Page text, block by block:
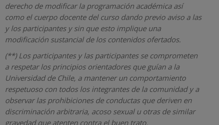
derecho de modificar la programación académica así
como el cuerpo docente del curso dando previo aviso a las
y los participantes y sin que esto implique una
modificación sustancial de los contenidos ofertados.
(**) Los participantes y las participantes se comprometen
a respetar los principios orientadores que guían a la
Universidad de Chile, a mantener un comportamiento
respetuoso con todos los integrantes de la comunidad y a
observar las prohibiciones de conductas que deriven en
discriminación arbitraria, acoso sexual u otras de similar
gravedad que atenten contra el buen trato.